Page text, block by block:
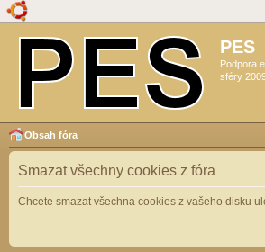
PES
Podpora
sféry
Obsah fóra
Smazat všechny cookies z fóra
Chcete smazat všechna cookies z vašeho disku